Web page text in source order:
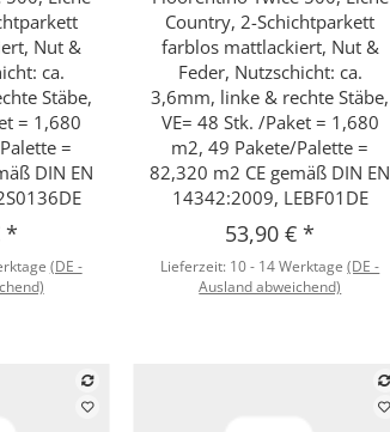
Nut &
ca.
Stäbe,
= 1,680
=
DIN EN
*
(DE -
Country, 2-Schichtparkett
farblos mattlackiert, Nut &
Feder, Nutzschicht: ca.
3,6mm, linke & rechte Stäbe,
VE= 48 Stk. /Paket = 1,680
m2, 49 Pakete/Palette =
82,320 m2 CE gemäß DIN EN
14342:2009, LEBF01DE
53,90 €*
Lieferzeit: 10 - 14 Werktage(DE -
Ausland abweichend)